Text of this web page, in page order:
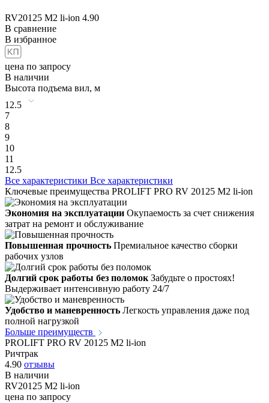
RV20125 M2 li-ion 4.90
В сравнение
В избранное
цена по запросу
В наличии
Высота подъема вил, м
12.5
7
8
9
10
11
12.5
Все характеристики Все характеристики
Ключевые преимущества PROLIFT PRO RV 20125 M2 li-ion
Экономия на эксплуатации Окупаемость за счет снижения
затрат на ремонт и обслуживание
Повышенная прочность Премиальное качество сборки
рабочих узлов
Долгий срок работы без поломок Забудьте о простоях!
Выдерживает интенсивную работу 24/7
Удобство и маневренность Легкость управления даже под
полной нагрузкой
Больше преимуществ
PROLIFT PRO RV 20125 M2 li-ion
Ричтрак
4.90 отзывы
В наличии
RV20125 M2 li-ion
цена по запросу